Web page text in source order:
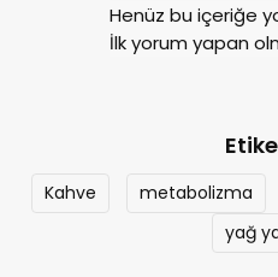
Henüz bu içeriğe
İlk yorum yapan
Kahve metabolizma
yağ